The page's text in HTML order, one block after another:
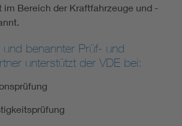
im Bereich der Kraftfahrzeuge und -
und benannter Prüf- und
unterstützt der VDE bei: